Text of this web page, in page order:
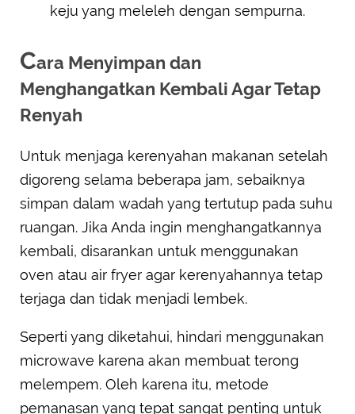
keju yang meleleh dengan sempurna.
Cara Menyimpan dan
Menghangatkan Kembali Agar Tetap
Renyah
Untuk menjaga kerenyahan makanan setelah
digoreng selama beberapa jam, sebaiknya
simpan dalam wadah yang tertutup pada suhu
ruangan. Jika Anda ingin menghangatkannya
kembali, disarankan untuk menggunakan
oven atau air fryer agar kerenyahannya tetap
terjaga dan tidak menjadi lembek.
Seperti yang diketahui, hindari menggunakan
microwave karena akan membuat terong
melempem. Oleh karena itu, metode
pemanasan yang tepat sangat penting untuk